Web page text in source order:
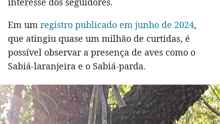
Em um registro publicado em junho de 2024,
que atingiu quase um milhão de curtidas, é
possível observar a presença de aves como o
Sabiá-laranjeira e o Sabiá-parda.